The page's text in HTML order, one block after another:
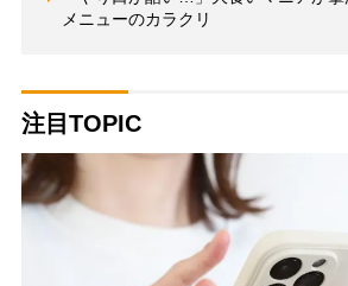
メニューのカラクリ
注目TOPIC